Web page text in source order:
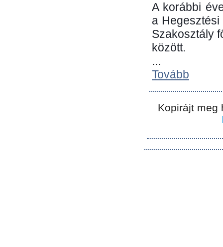
A korábbi
a
Szakosztály
között.
...
Tovább
Kopirájt meg